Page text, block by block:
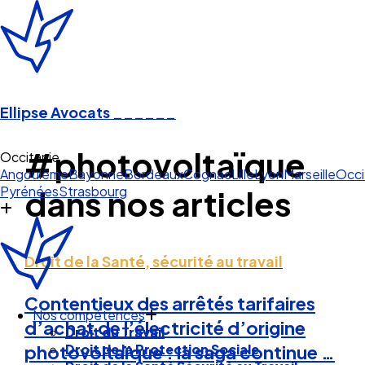
Ellipse Avocats
Occitanie
AngoulêmeBayonneBordeauxCognacLilleLyonMarseille
PyrénéesStrasbourg
Nos compétences
Droit du Travail
Droit de la Protection Sociale
#photovoltaïque
dans nos articles
Droit de la Santé, sécurité au travail
Contentieux des arrêtés tarifaires
d’achat de l’électricité d’origine
photovoltaïque : la saga continue …